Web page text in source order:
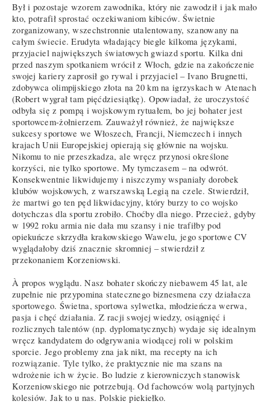
Był i pozostaje wzorem zawodnika, który nie zawodził i jak mało
kto, potrafił sprostać oczekiwaniom kibiców. Świetnie
zorganizowany, wszechstronnie utalentowany, szanowany na
całym świecie. Erudyta władający biegle kilkoma językami,
przyjaciel największych światowych gwiazd sportu. Kilka dni
przed naszym spotkaniem wrócił z Włoch, gdzie na zakończenie
swojej kariery zaprosił go rywal i przyjaciel – Ivano Brugnetti,
zdobywca olimpijskiego złota na 20 km na igrzyskach w Atenach
(Robert wygrał tam pięćdziesiątkę). Opowiadał, że uroczystość
odbyła się z pompą i wojskowym rytuałem, bo jej bohater jest
sportowcem-żołnierzem. Zauważył również, że największe
sukcesy sportowe we Włoszech, Francji, Niemczech i innych
krajach Unii Europejskiej opierają się głównie na wojsku.
Nikomu to nie przeszkadza, ale wręcz przynosi określone
korzyści, nie tylko sportowe. My tymczasem – na odwrót.
Konsekwentnie likwidujemy i niszczymy wspaniały dorobek
klubów wojskowych, z warszawską Legią na czele. Stwierdził,
że martwi go ten pęd likwidacyjny, który burzy to co wojsko
dotychczas dla sportu zrobiło. Choćby dla niego. Przecież, gdyby
w 1992 roku armia nie dała mu szansy i nie trafiłby pod
opiekuńcze skrzydła krakowskiego Wawelu, jego sportowe CV
wyglądałoby dziś znacznie skromniej – stwierdził z
przekonaniem Korzeniowski.
À propos wyglądu. Nasz bohater skończy niebawem 45 lat, ale
zupełnie nie przypomina statecznego biznesmena czy działacza
sportowego. Świetna, sportowa sylwetka, młodzieńcza werwa,
pasja i chęć działania. Z racji swojej wiedzy, osiągnięć i
rozlicznych talentów (np. dyplomatycznych) wydaje się idealnym
wręcz kandydatem do odgrywania wiodącej roli w polskim
sporcie. Jego problemy zna jak nikt, ma recepty na ich
rozwiązanie. Tyle tylko, że praktycznie nie ma szans na
wdrożenie ich w życie. Bo ludzie z kierowniczych stanowisk
Korzeniowskiego nie potrzebują. Od fachowców wolą partyjnych
kolesiów. Jak to u nas. Polskie piekiełko.